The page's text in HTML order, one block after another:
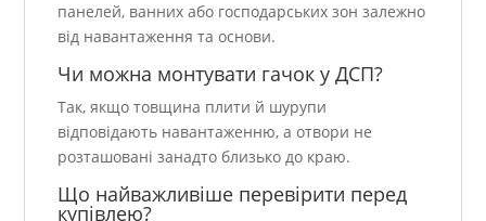
панелей, ванних або господарських зон залежно
від навантаження та основи.
Чи можна монтувати гачок у ДСП?
Так, якщо товщина плити й шурупи
відповідають навантаженню, а отвори не
розташовані занадто близько до краю.
Що найважливіше перевірити перед
купівлею?